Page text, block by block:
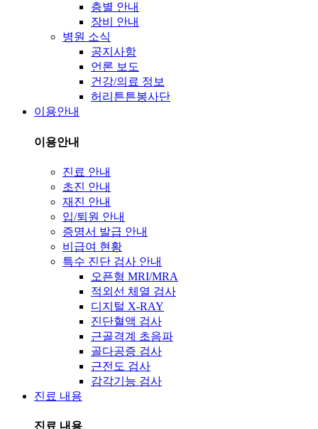
층별 안내
장비 안내
병원 소식
공지사항
언론 보도
건강/의료 정보
허리튼튼봉사단
이용안내
이용안내
진료 안내
초진 안내
재진 안내
입/퇴원 안내
증명서 발급 안내
비급여 현황
특수 진단 검사 안내
오픈형 MRI/MRA
적외선 체열 검사
디지털 X-RAY
진단혈액 검사
근골격계 초음파
골다공증 검사
근전도 검사
감각기능 검사
진료 내용
진료 내용